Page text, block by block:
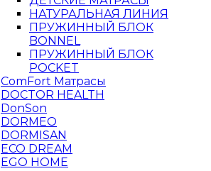
НАТУРАЛЬНАЯ ЛИНИЯ
ПРУЖИННЫЙ БЛОК
BONNEL
ПРУЖИННЫЙ БЛОК
POCKET
ComFort Матрасы
DOCTOR HEALTH
DonSon
DORMEO
DORMISAN
ECO DREAM
EGO HOME